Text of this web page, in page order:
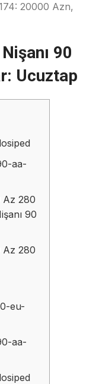
20000 Azn,
90
Ucuztap
aa-
Az 280
90
Az 280
eu-
aa-